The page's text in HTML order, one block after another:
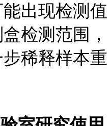
出现检测值
检测范围，
稀释样本重